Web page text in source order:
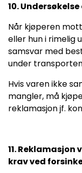
10.
Når kjøperen
eller hun i rimelig
samsvar med
under
Hvis varen ikke
mangler, må
reklamasjon jf.
11.
krav ved